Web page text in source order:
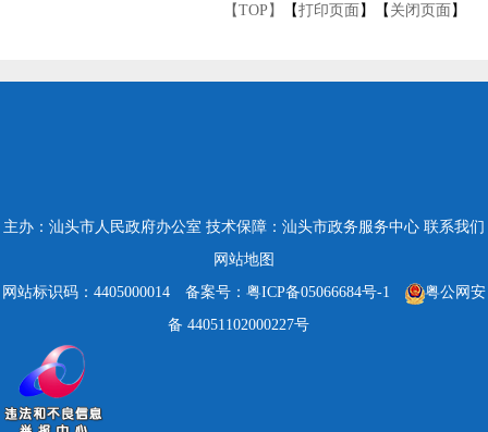
【TOP】 【打印页面 】【 关闭页面 】
主办：汕头市人民政府办公室 技术保障：汕头市政务服务中心 联系我们
网站地图
网站标识码：4405000014
备案号：粤ICP备05066684号-1
粤公网安
备 44051102000227号